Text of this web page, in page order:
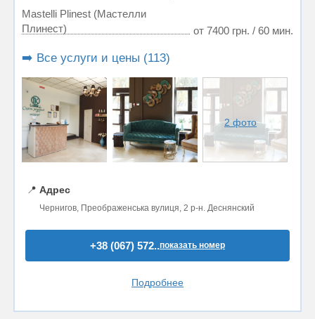
Mastelli Plinest (Мастелли
Плинест)
от 7400 грн. / 60 мин.
➡️ Все услуги и цены (113)
2 фото
📍 Адрес
Чернигов, Преображенська вулиця, 2 р-н. Деснянский
+38 (067) 572..показать номер
Подробнее